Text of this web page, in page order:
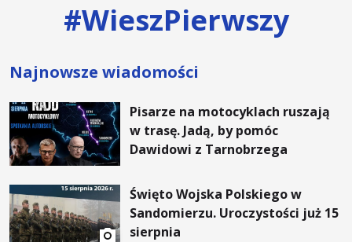
#WieszPierwszy
Najnowsze wiadomości
Pisarze na motocyklach ruszają
w trasę. Jadą, by pomóc
Dawidowi z Tarnobrzega
Święto Wojska Polskiego w
Sandomierzu. Uroczystości już 15
sierpnia